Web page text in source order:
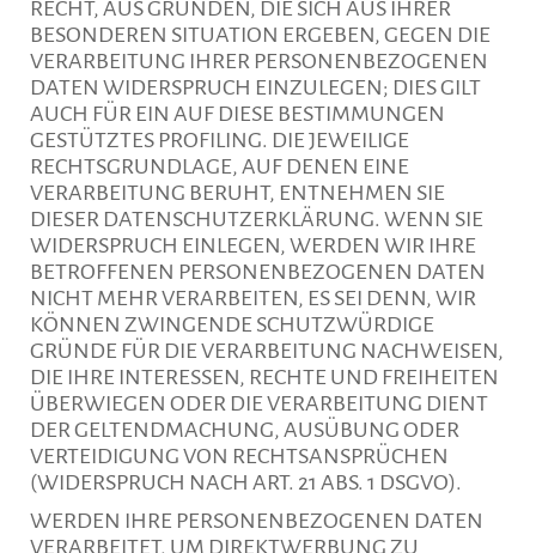
RECHT, AUS GRÜNDEN, DIE SICH AUS IHRER
BESONDEREN SITUATION ERGEBEN, GEGEN DIE
VERARBEITUNG IHRER PERSONENBEZOGENEN
DATEN WIDERSPRUCH EINZULEGEN; DIES GILT
AUCH FÜR EIN AUF DIESE BESTIMMUNGEN
GESTÜTZTES PROFILING. DIE JEWEILIGE
RECHTSGRUNDLAGE, AUF DENEN EINE
VERARBEITUNG BERUHT, ENTNEHMEN SIE
DIESER DATENSCHUTZERKLÄRUNG. WENN SIE
WIDERSPRUCH EINLEGEN, WERDEN WIR IHRE
BETROFFENEN PERSONENBEZOGENEN DATEN
NICHT MEHR VERARBEITEN, ES SEI DENN, WIR
KÖNNEN ZWINGENDE SCHUTZWÜRDIGE
GRÜNDE FÜR DIE VERARBEITUNG NACHWEISEN,
DIE IHRE INTERESSEN, RECHTE UND FREIHEITEN
ÜBERWIEGEN ODER DIE VERARBEITUNG DIENT
DER GELTENDMACHUNG, AUSÜBUNG ODER
VERTEIDIGUNG VON RECHTSANSPRÜCHEN
(WIDERSPRUCH NACH ART. 21 ABS. 1 DSGVO).
WERDEN IHRE PERSONENBEZOGENEN DATEN
VERARBEITET, UM DIREKTWERBUNG ZU